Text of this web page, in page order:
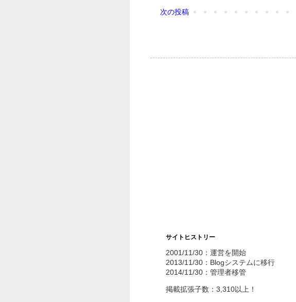
次の投稿
サイトヒストリー
2001/11/30：運営を開始
2013/11/30：Blogシステムに移行
2014/11/30：管理者移管
掲載拡張子数：3,310以上！